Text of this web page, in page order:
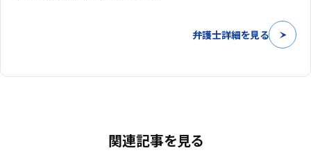
弁護士詳細を見る
関連記事を見る